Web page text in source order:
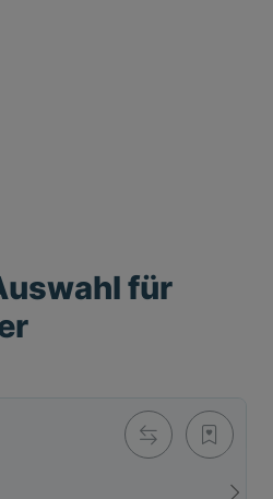
für
L-XL, ohne Ärmel